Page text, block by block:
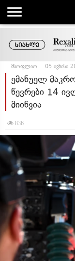
მსოფლიო 05 ივნისი
ემანუელ
წევრები 14
მიიწვია
836